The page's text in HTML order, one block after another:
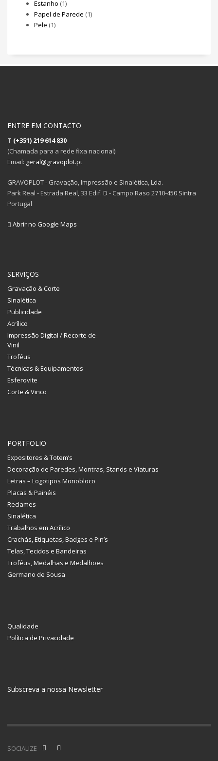
Estanho (1)
Papel de Parede (1)
Pele (1)
ENTRE EM CONTACTO
T (+351) 219 614 830
(Chamada para a rede fixa nacional)
Email: geral@gravoplot.pt
GRAVOPLOT - Gravação, Impressão e Sinalética, Lda.
Park Real - Estrada Real, 33 Edif. D - Campo Raso 2710-450 Sintra
Portugal
Abrir no Google Maps
SERVIÇOS
Gravação & Corte
Sinalética
Publicidade
Acrílico
Impressão Digital / Recorte de
Vinil
Troféus
Técnicas & Equipamentos
Esferovite
Corte & Vinco
PORTFOLIO
Expositores & Totem’s
Decoração de Paredes, Montras, Stands e Viaturas
Letras – Logotipos Monobloco
Placas & Painéis
Reclames
Sinalética
Trabalhos em Acrílico
Crachás, Etiquetas, Badges e Pin’s
Telas, Tecidos e Bandeiras
Troféus, Medalhas e Medalhões
Germano de Sousa
Qualidade
Política de Privacidade
Subscreva a nossa Newsletter
SOCIALIZE